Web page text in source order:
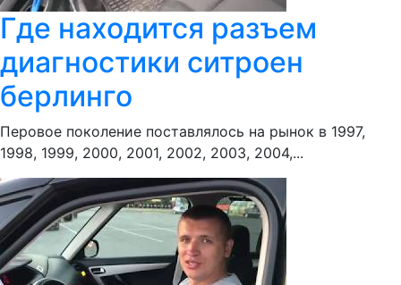
Где находится разъем
диагностики ситроен
берлинго
Перовое поколение поставлялось на рынок в 1997,
1998, 1999, 2000, 2001, 2002, 2003, 2004,...